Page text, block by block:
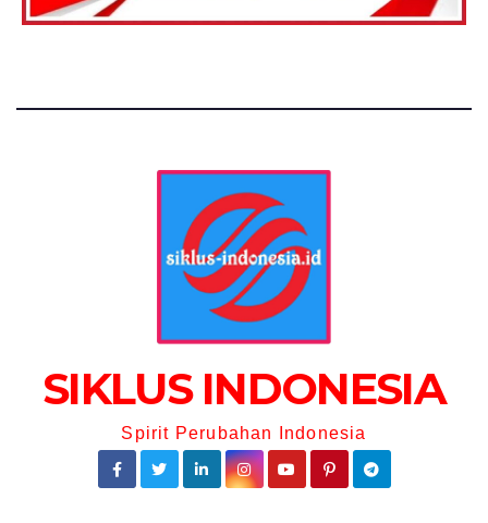
SIKLUS INDONESIA
Spirit Perubahan Indonesia